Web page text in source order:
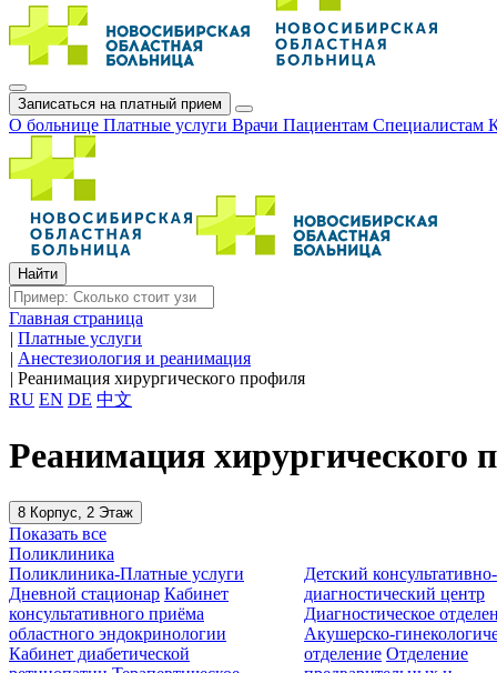
Записаться на платный прием
О больнице Платные услуги Врачи Пациентам Специалистам
Главная страница
| Платные услуги
| Анестезиология и реанимация
| Реанимация хирургического профиля
RU EN DE 中文
Реанимация хирургического
8 Корпус, 2 Этаж
Показать все
Поликлиника
Поликлиника-Платные услуги
Дневной стационар Кабинет
консультативного приёма
областного эндокринологии
Кабинет диабетической
Детский консультативно-
диагностический центр
Диагностическое
Акушерско-
отделение Отделение